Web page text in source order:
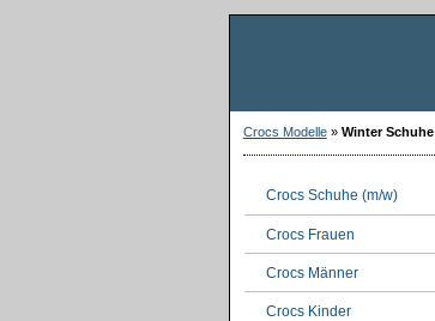
Crocs Modelle» Winter Schuhe
Crocs Schuhe (m/w)
Crocs Frauen
Crocs Männer
Crocs Kinder